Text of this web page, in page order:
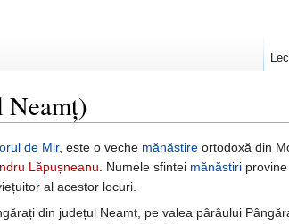
Neamț)
de Mir, este o veche mănăstire ortodoxă din
Lăpușneanu. Numele sfintei mănăstiri
al acestor locuri.
din județul Neamț, pe valea pârâului